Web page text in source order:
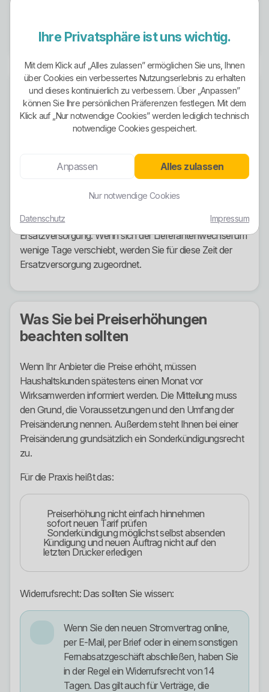
Was beim Stromanbieterwechsel
nicht passiert
Viele Verbraucher haben immer noch dieselbe falsche
Sie stehen wegen des Wechsels nicht ohne Strom da.
Technisch ändert sich an Ihrer Versorgung nichts. Der
Leitungen in Ihrem Haus. Bei Verzögerungen greift die
Ersatzversorgung. Wenn sich der Lieferantenwechsel um
wenige Tage verschiebt, werden Sie für diese Zeit der
Ersatzversorgung zugeordnet.
Was Sie bei Preiserhöhungen
beachten sollten
Wenn Ihr Anbieter die Preise erhöht, müssen
Haushaltskunden spätestens einen Monat vor
Wirksamwerden informiert werden. Die Mitteilung muss
den Grund, die Voraussetzungen und den Umfang der
Preisänderung nennen. Außerdem steht Ihnen bei einer
Preisänderung grundsätzlich ein Sonderkündigungsrecht
zu.
Für die Praxis heißt das:
Preiserhöhung nicht einfach hinnehmen
sofort neuen Tarif prüfen
Sonderkündigung möglichst selbst absenden
Kündigung und neuen Auftrag nicht auf den
letzten Drücker erledigen
Widerrufsrecht: Das sollten Sie wissen:
Wenn Sie den neuen Stromvertrag online,
per E-Mail, per Brief oder in einem sonstigen
Fernabsatzgeschäft abschließen, haben Sie
in der Regel ein Widerrufsrecht von 14
Tagen. Das gilt auch für Verträge, die
Ihre Privatsphäre ist uns wichtig.
Mit dem Klick auf „Alles zulassen” ermöglichen Sie uns, Ihnen
über Cookies ein verbessertes Nutzungserlebnis zu erhalten
und dieses kontinuierlich zu verbessern. Über „Anpassen”
können Sie Ihre persönlichen Präferenzen festlegen. Mit dem
Klick auf „Nur notwendige Cookies” werden lediglich technisch
notwendige Cookies gespeichert.
Anpassen Alles zulassen
Nur notwendige Cookies
Datenschutz Impressum